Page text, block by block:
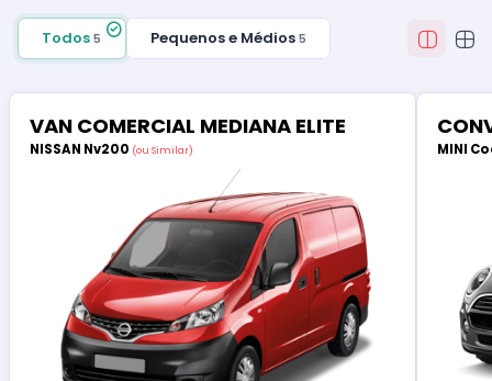
Todos5 Pequenos e Médios 5
VAN COMERCIAL MEDIANA ELITE
NISSAN Nv200 (ou Similar) MINI